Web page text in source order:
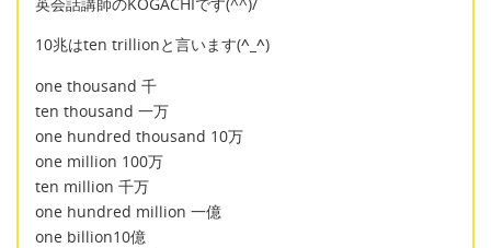
10兆はten trillionと言います(^_^)
one thousand 千
ten thousand 一万
one hundred thousand 10万
one million 100万
ten million 千万
one hundred million 一億
one billion10億